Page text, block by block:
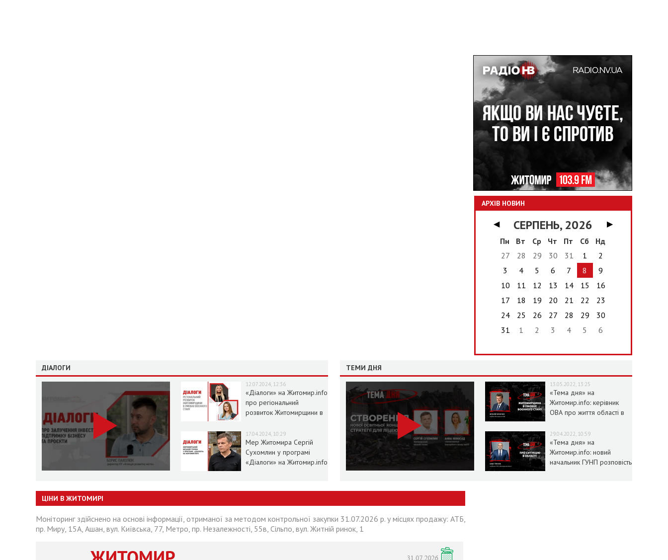
АРХІВ НОВИН
◀ СЕРПЕНЬ, 2026
▶
Пн
Вт Ср Чт Пт Сб
Нд
27
28 29 30 31 1
2
3
4 5 6 7 8
9
10
11 12 13 14 15
16
17
18 19 20 21 22
23
24
25 26 27 28 29
30
31
1 2 3 4 5 6
ДІАЛОГИ
12.07.2024, 12:36
«Діалоги» на Житомир.info
про регіональний
розвиток Житомирщини в
17.04.2024, 10:29
Мер Житомира Сергій
Сухомлин у програмі
«Діалоги» на Житомир.info
ТЕМИ ДНЯ
13.05.2022, 13:25
«Тема дня» на
Житомир.info: керівник
ОВА про життя області в
29.04.2022, 10:59
«Тема дня» на
Житомир.info: новий
начальник ГУНП розповість
ЦІНИ В ЖИТОМИРІ
Моніторинг здійснено на основі інформації, отриманої за методом контрольної закупки 31.07.2026 р. у місцях продажу: АТБ,
пр. Миру, 15А, Ашан, вул. Київська, 77, Метро, пр. Незалежності, 55в, Сільпо, вул. Житній ринок, 1